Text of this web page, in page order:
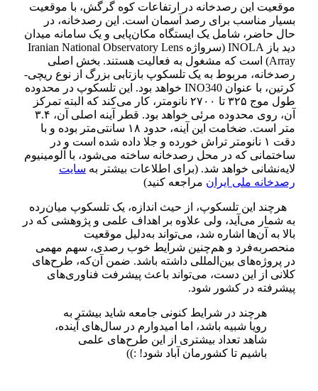
موقعیت این رصدخانه در ارتفاعات کوه گرگش، با موقعیت
بسیار مناسب برای رصد آسمان است. این رصدخانه، در
حال حاضر، شامل یک ایستگاه مکان‌پایی و یک سامانه میدان
دید باز INOLA (سرواژه Iranian National Observatory Lens
Array) است که مشغول به فعالیت هستند. بخش اصلی
رصدخانه، مربوط به یک تلسکوپ بازتابی بزرگ از نوع ریچی-
کرتین، با عنوان INO340 خواهد بود. این تلسکوپ در محدوده
طول موج ۳۲۵ تا ۲۷۰۰ نانومتر، کار می‌کند که البته تمرکز
آن، روی محدوده مرئی خواهد بود. قطر آینه اصلی آن، ۳.۴
متر است. ضخامت این آینه، حدود ۱۸ سانتی‌متر بوده و با
دقت ۱ نانومتر تراش خورده و جلا داده شده است و در
ساختمانی که در محل رصدخانه ساخته می‌شود، با آلومینیوم
لایه‌نشانی خواهد شد. (برای اطلاعات بیشتر به سایت
رصدخانه ملی ایران مراجعه کنید)
هرچند این تلسکوپ، از حیث اندازه، یک تلسکوپ میان‌رده
به‌ شمار می‌آید، ولی علاوه بر اهداف علمی و پژوهشی که در
بالا به آن‌ها اشاره شد، می‌تواند به‌دلیل موقعیت
منحصر‌به‌فرد و هم‌چنین شرایط خوب رصدی، سهم مهمی
در پروژه‌های بین‌المللی داشته باشد. ضمن آن‌که، طرح‌های
کلانی از این دست، می‌تواند باعث پیشرفت فناوری‌های
پیشرفته در کشور شود.
هرچند در شرایط کنونی جامعه شاید بیشتر به
رویا شبیه باشد، اما امیدوارم در سال‌های آینده،
شاهد تعداد بیشتری از این طرح‌های علمی
باشیم تا کشورمان آباد شود! :))